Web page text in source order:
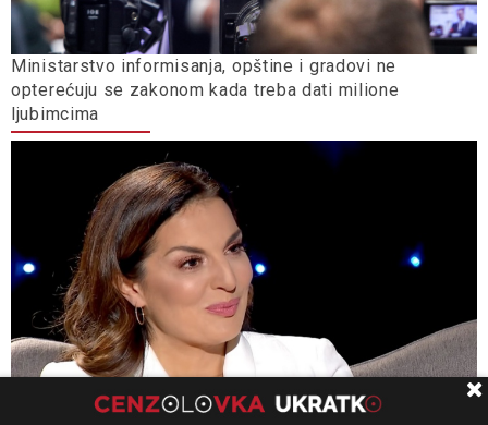
Ministarstvo informisanja, opštine i gradovi ne
opterećuju se zakonom kada treba dati milione
ljubimcima